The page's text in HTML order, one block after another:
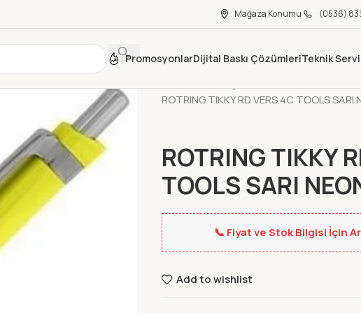
Mağaza Konumu (0536)
PromosyonlarDijital Baskı ÇözümleriTeknik
ROTRING TIKKY RD VERS.4C TOOLS SARI
ROTRING TIKKY
TOOLS SARI
📞 Fiyat ve Stok Bilgisi İçin
Add to wishlist